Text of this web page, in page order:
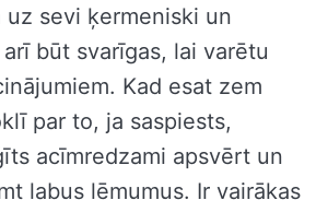
sevi ķermeniski un
būt svarīgas, lai varētu
Kad esat zem
par to, ja saspiests,
acīmredzami apsvērt un
labus lēmumus. Ir vairākas